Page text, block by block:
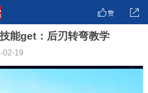
赞
能get：后刃转弯教学
02-19